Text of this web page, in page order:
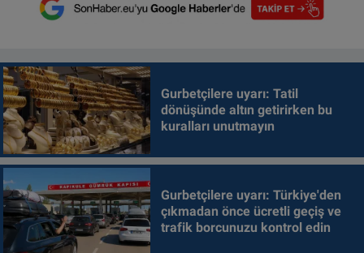
Gurbetçilere uyarı: Tatil
dönüşünde altın getirirken bu
kuralları unutmayın
Gurbetçilere uyarı: Türkiye'den
çıkmadan önce ücretli geçiş ve
trafik borcunuzu kontrol edin